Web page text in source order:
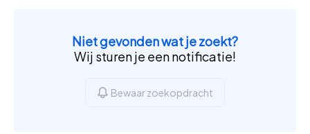
Niet gevonden wat je zoekt?
Wij sturen je een notificatie!
Bewaar zoekopdracht